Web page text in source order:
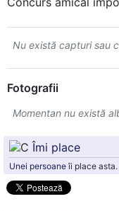
Nu există capturi sau
Fotografii
Momentan nu există
Îmi place
Unei persoane îi place asta.